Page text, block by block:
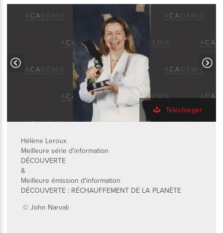
Télécharger
Hélène Leroux
Meilleure série d'information
DÉCOUVERTE
&
Meilleure émission d'information
DÉCOUVERTE : RÉCHAUFFEMENT DE LA PLANÈTE
© John Narvali